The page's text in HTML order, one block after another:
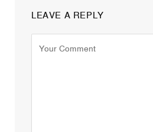
LEAVE A REPLY